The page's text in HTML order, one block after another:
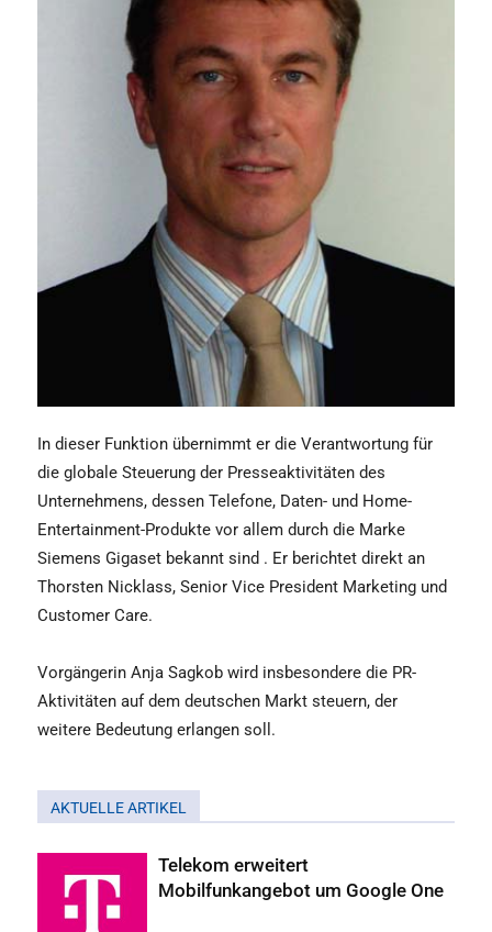
In dieser Funktion übernimmt er die Verantwortung für
die globale Steuerung der Presseaktivitäten des
Unternehmens, dessen Telefone, Daten- und Home-
Entertainment-Produkte vor allem durch die Marke
Siemens Gigaset bekannt sind . Er berichtet direkt an
Thorsten Nicklass, Senior Vice President Marketing und
Customer Care.
Vorgängerin Anja Sagkob wird insbesondere die PR-
Aktivitäten auf dem deutschen Markt steuern, der
weitere Bedeutung erlangen soll.
AKTUELLE ARTIKEL
Telekom erweitert
Mobilfunkangebot um Google One